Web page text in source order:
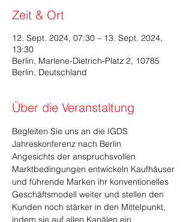
Zeit & Ort
12. Sept. 2024, 07:30 – 13. Sept. 2024,
13:30
Berlin, Marlene-Dietrich-Platz 2, 10785
Berlin, Deutschland
Über die Veranstaltung
Begleiten Sie uns an die IGDS
Jahreskonferenz nach Berlin
Angesichts der anspruchsvollen
Marktbedingungen entwickeln Kaufhäuser
und führende Marken ihr konventionelles
Geschäftsmodell weiter und stellen den
Kunden noch stärker in den Mittelpunkt,
indem sie auf allen Kanälen ein